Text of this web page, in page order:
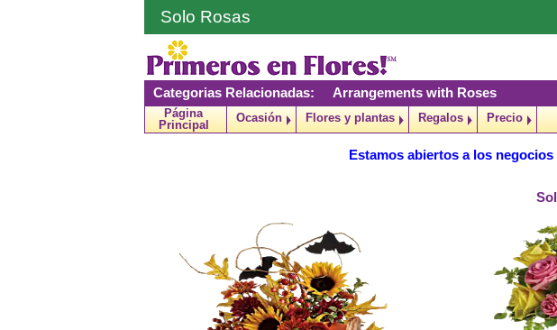
Solo Rosas
Categorias Relacionadas: Arrangements with Roses
Página
Principal
Ocasión Flores y plantas Regalos Precio
Estamos abiertos a los